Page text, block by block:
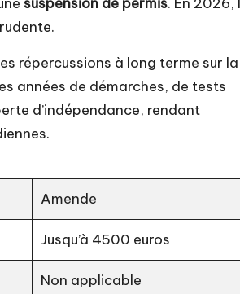
répercussions à long terme sur la
années de démarches, de tests
d’indépendance, rendant
Amende
Jusqu’à 4500 euros
Non applicable